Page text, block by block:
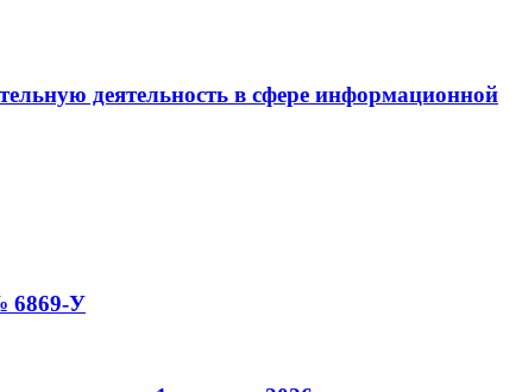
деятельность в сфере информационной
6869-У